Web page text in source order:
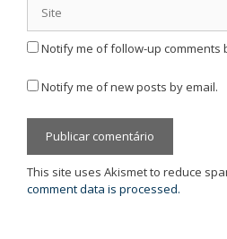
Notify me of follow-up comments
Notify me of new posts by email.
This site uses Akismet to reduce
comment data is processed.